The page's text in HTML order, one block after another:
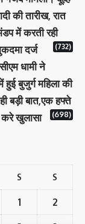
की तारीख, रात
में करती रही
दर्ज
(732)
धामी ने
हुई बुजुर्ग महिला की
बड़ी बात,एक हफ्ते
करे खुलासा
(698)
S S
1 2